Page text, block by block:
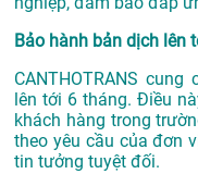
Bảo hành bản dịch lên
CANTHOTRANS
lên tới 6 tháng. Điều
khách hàng trong
theo yêu cầu của đơn
tin tưởng tuyệt đối.